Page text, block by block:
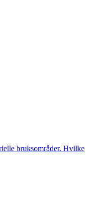
bruksområder. Hvilke